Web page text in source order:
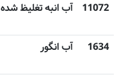
11072 آب انبه تغلیظ شده
1634 آب انگور